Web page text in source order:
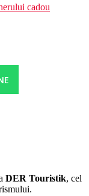
in functie de
pretul turului si
hotelului.
cadou
DER Touristik, cel